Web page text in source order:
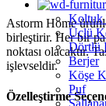
Astorm Home
birleştirir. Her bir
noktası olacaktır.
işlevseldir.
Özelleştirme
Koltuk
Üçlü
Dörtlü
Berjer
Köşe
Puf